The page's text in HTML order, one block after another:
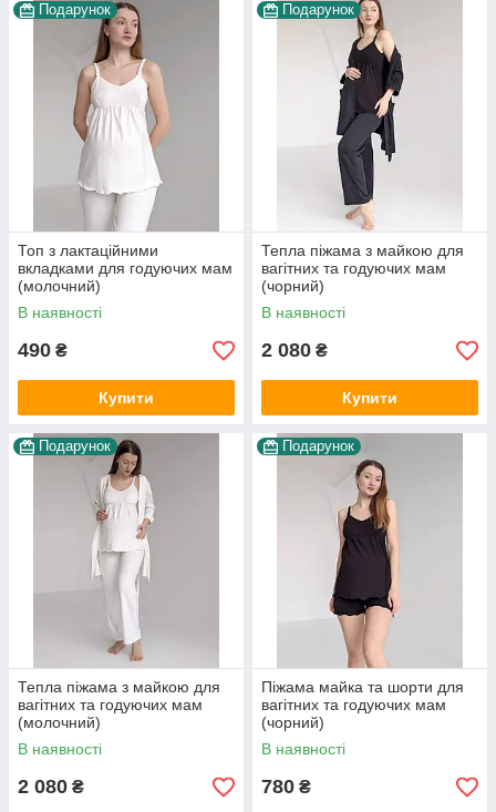
Подарунок
Топ з лактаційними
вкладками для годуючих мам
(молочний)
В наявності
490 ₴
Купити
Подарунок
Тепла піжама з майкою для
вагітних та годуючих мам
(чорний)
В наявності
2 080 ₴
Купити
Подарунок
Тепла піжама з майкою для
вагітних та годуючих мам
(молочний)
В наявності
2 080 ₴
Подарунок
Піжама майка та шорти для
вагітних та годуючих мам
(чорний)
В наявності
780 ₴